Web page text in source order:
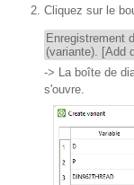
Cliquez sur le
Enregistrement
(variante). [Add
-> La boîte de
s'ouvre.